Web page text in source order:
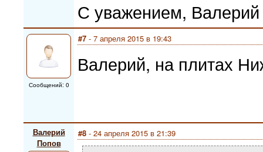
С уважением,
Сообщений: 0
#7 - 7 апреля 2015 в 19:43
Валерий, на плитах
Валерий
Попов
#8 - 24 апреля 2015 в 21:39